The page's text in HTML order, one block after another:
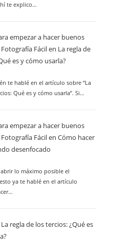
te explico…
empezar a hacer buenos
Fácilen La regla de
es y cómo usarla?
te hablé en el artículo sobre “La
Qué es y cómo usarla”. Si…
empezar a hacer buenos
FácilenCómo hacer
desenfocado
lo máximo posible el
ya te hablé en el artículo
La regla de los tercios: ¿Qué es